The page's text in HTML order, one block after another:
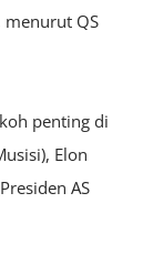
menurut QS
penting di
Elon
AS